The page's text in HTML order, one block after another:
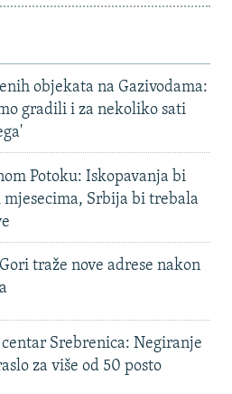
objekata na Gazivodama:
gradili i za nekoliko sati
Potoku: Iskopavanja bi
Srbija bi trebala
traže nove adrese nakon
Srebrenica: Negiranje
za više od 50 posto